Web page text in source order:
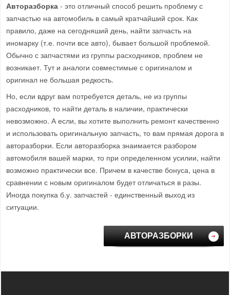
Авторазборка - это отличный способ решить проблему с
запчастью на автомобиль в самый кратчайший срок. Как
правило, даже на сегодняший день, найти запчасть на
иномарку (т.е. почти все авто), бывает большой проблемой.
Обычно с запчастями из группы расходников, проблем не
возникает. Тут и аналоги совместимые с оригиналом и
оригинал не большая редкость.
Но, если вдруг вам потребуется деталь, не из группы
расходников, то найти деталь в наличии, практически
невозможно. А если, вы хотите выполнить ремонт качественно
и использовать оригинальную запчасть, то вам прямая дорога в
авторазборки. Если авторазборка знаимается разбором
автомобиля вашей марки, то при определенном усилии, найти
возможно практически все. Причем в качестве бонуса, цена в
сравнении с новым оригиналом будет отличаться в разы.
Иногда покупка б.у. запчастей - единственный выход из
ситуации.
АВТОРАЗБОРКИ